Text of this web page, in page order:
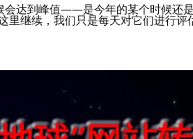
会达到峰值——是今年的某个时候还
里继续，我们只是每天对它们进行评